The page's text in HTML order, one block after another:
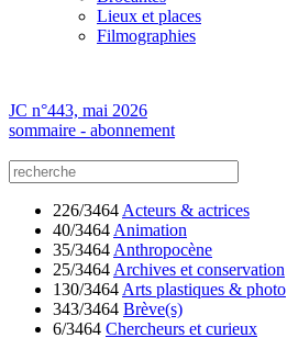
Lieux et places
Filmographies
JC n°443, mai 2026
sommaire - abonnement
226/3464 Acteurs & actrices
40/3464 Animation
35/3464 Anthropocène
25/3464 Archives et conservation
130/3464 Arts plastiques & photo
343/3464 Brève(s)
6/3464 Chercheurs et curieux